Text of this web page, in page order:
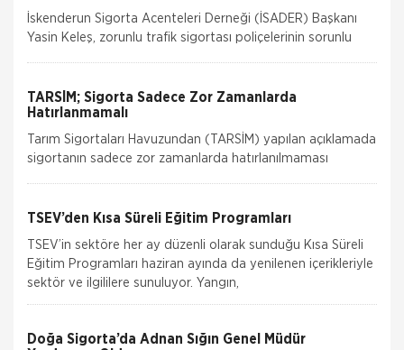
İskenderun Sigorta Acenteleri Derneği (İSADER) Başkanı
Yasin Keleş, zorunlu trafik sigortası poliçelerinin sorunlu
TARSİM; Sigorta Sadece Zor Zamanlarda
Hatırlanmamalı
Tarım Sigortaları Havuzundan (TARSİM) yapılan açıklamada
sigortanın sadece zor zamanlarda hatırlanılmaması
TSEV’den Kısa Süreli Eğitim Programları
TSEV’in sektöre her ay düzenli olarak sunduğu Kısa Süreli
Eğitim Programları haziran ayında da yenilenen içerikleriyle
sektör ve ilgililere sunuluyor. Yangın,
Doğa Sigorta’da Adnan Sığın Genel Müdür